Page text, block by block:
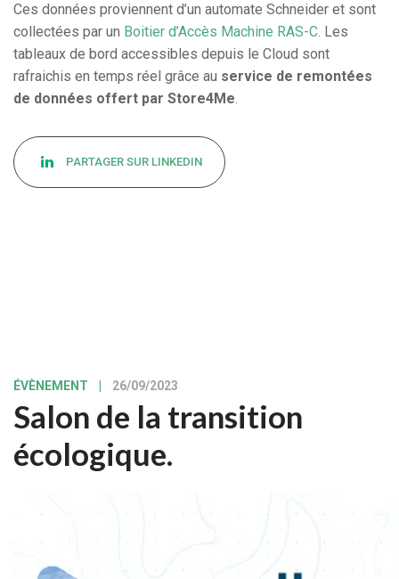
Ces données proviennent d’un automate Schneider et sont
collectées par un Boitier d’Accès Machine RAS-C. Les
tableaux de bord accessibles depuis le Cloud sont
rafraichis en temps réel grâce au service de remontées
de données offert par Store4Me.
PARTAGER SUR LINKEDIN
ÉVÈNEMENT 26/09/2023
Salon de la transition
écologique.